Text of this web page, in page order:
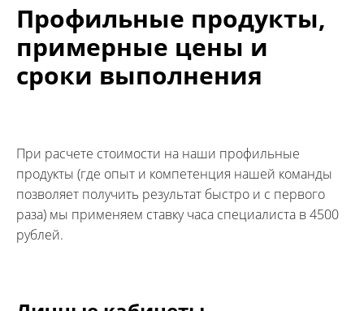
Профильные продукты,
примерные цены и
сроки выполнения
При расчете стоимости на наши профильные
продукты (где опыт и компетенция нашей команды
позволяет получить результат быстро и с первого
раза) мы применяем ставку часа специалиста в 4500
рублей.